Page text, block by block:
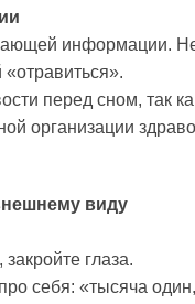
информации. Не
перед сном, так
организации
виду
глаза.
себя: «тысяча